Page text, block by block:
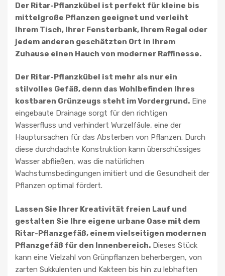
Der Ritar-Pflanzkübel ist perfekt für kleine bis
mittelgroße Pflanzen geeignet und verleiht
Ihrem Tisch, Ihrer Fensterbank, Ihrem Regal oder
jedem anderen geschätzten Ort in Ihrem
Zuhause einen Hauch von moderner Raffinesse.
Der Ritar-Pflanzkübel ist mehr als nur ein
stilvolles Gefäß, denn das Wohlbefinden Ihres
kostbaren Grünzeugs steht im Vordergrund. Eine
eingebaute Drainage sorgt für den richtigen
Wasserfluss und verhindert Wurzelfäule, eine der
Hauptursachen für das Absterben von Pflanzen. Durch
diese durchdachte Konstruktion kann überschüssiges
Wasser abfließen, was die natürlichen
Wachstumsbedingungen imitiert und die Gesundheit der
Pflanzen optimal fördert.
Lassen Sie Ihrer Kreativität freien Lauf und
gestalten Sie Ihre eigene urbane Oase mit dem
Ritar-Pflanzgefäß, einem vielseitigen modernen
Pflanzgefäß für den Innenbereich. Dieses Stück
kann eine Vielzahl von Grünpflanzen beherbergen, von
zarten Sukkulenten und Kakteen bis hin zu lebhaften